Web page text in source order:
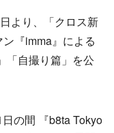
より、「クロス新
『imma』による
「自撮り篇」を公
の間 『b8ta Tokyo